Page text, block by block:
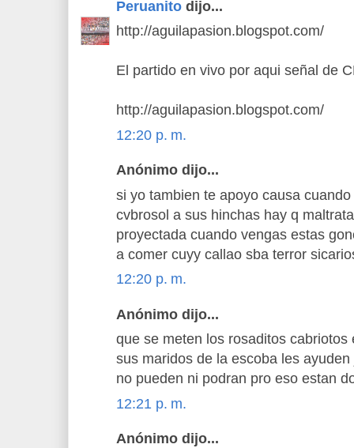
Peruanito dijo...
http://aguilapasion.blogspot.com/
El partido en vivo por aqui señal de
http://aguilapasion.blogspot.com/
12:20 p. m.
Anónimo dijo...
si yo tambien te apoyo causa
cvbrosol a sus hinchas hay q
proyectada cuando vengas estas
a comer cuyy callao sba terror
12:20 p. m.
Anónimo dijo...
que se meten los rosaditos cabriotos
sus maridos de la escoba les
no pueden ni podran pro eso estan
12:21 p. m.
Anónimo dijo...